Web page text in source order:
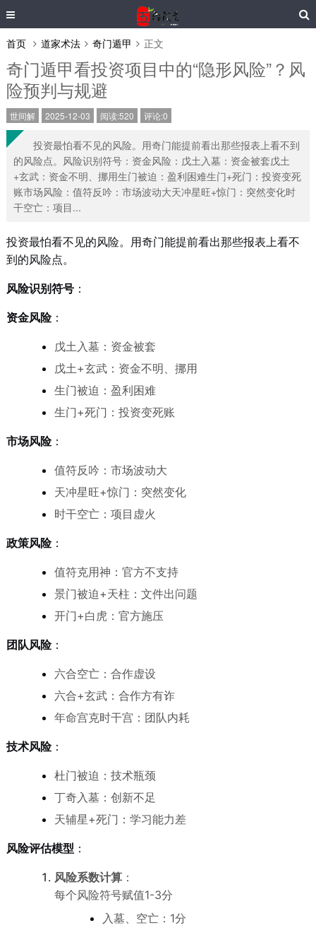
首页 道家术法 奇门遁甲 正文
奇门遁甲看投资项目中的“隐形风险”？风
险预判与规避
世间解 2025-12-03 阅读:520 评论:0
投资最怕看不见的风险。用奇门能提前看出那些报表上看不到
的风险点。风险识别符号：资金风险：戊土入墓：资金被套戊土
+玄武：资金不明、挪用生门被迫：盈利困难生门+死门：投资变死
账市场风险：值符反吟：市场波动大天冲星旺+惊门：突然变化时
干空亡：项目...
投资最怕看不见的风险。用奇门能提前看出那些报表上看不
到的风险点。
风险识别符号：
资金风险：
戊土入墓：资金被套
戊土+玄武：资金不明、挪用
生门被迫：盈利困难
生门+死门：投资变死账
市场风险：
值符反吟：市场波动大
天冲星旺+惊门：突然变化
时干空亡：项目虚火
政策风险：
值符克用神：官方不支持
景门被迫+天柱：文件出问题
开门+白虎：官方施压
团队风险：
六合空亡：合作虚设
六合+玄武：合作方有诈
年命宫克时干宫：团队内耗
技术风险：
杜门被迫：技术瓶颈
丁奇入墓：创新不足
天辅星+死门：学习能力差
风险评估模型 ：
风险系数计算：
每个风险符号赋值1-3分
入墓、空亡：1分